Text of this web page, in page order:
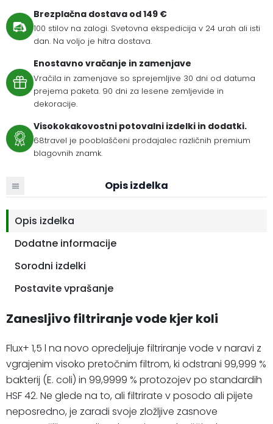
Brezplačna dostava od 149 €
100 stilov na zalogi. Svetovna ekspedicija v 24 urah ali isti
dan. Na voljo je hitra dostava.
Enostavno vračanje in zamenjave
Vračila in zamenjave so sprejemljive 30 dni od datuma
prejema paketa. 90 dni za lesene zemljevide in
dekoracije.
Visokokakovostni potovalni izdelki in dodatki.
68travel je pooblaščeni prodajalec različnih premium
blagovnih znamk.
Opis izdelka
Opis izdelka
Dodatne informacije
Sorodni izdelki
Postavite vprašanje
Zanesljivo filtriranje vode kjer koli
Flux+ 1,5 l na novo opredeljuje filtriranje vode v naravi z
vgrajenim visoko pretočnim filtrom, ki odstrani 99,999 %
bakterij (E. coli) in 99,9999 % protozojev po standardih
HSF 42. Ne glede na to, ali filtrirate v posodo ali pijete
neposredno, je zaradi svoje zložljive zasnove